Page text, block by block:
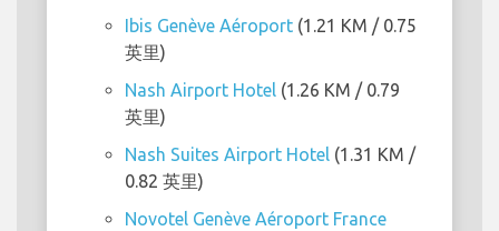
Ibis Genève Aéroport (1.21 KM / 0.75
英里)
Nash Airport Hotel (1.26 KM / 0.79
英里)
Nash Suites Airport Hotel (1.31 KM /
0.82 英里)
Novotel Genève Aéroport France